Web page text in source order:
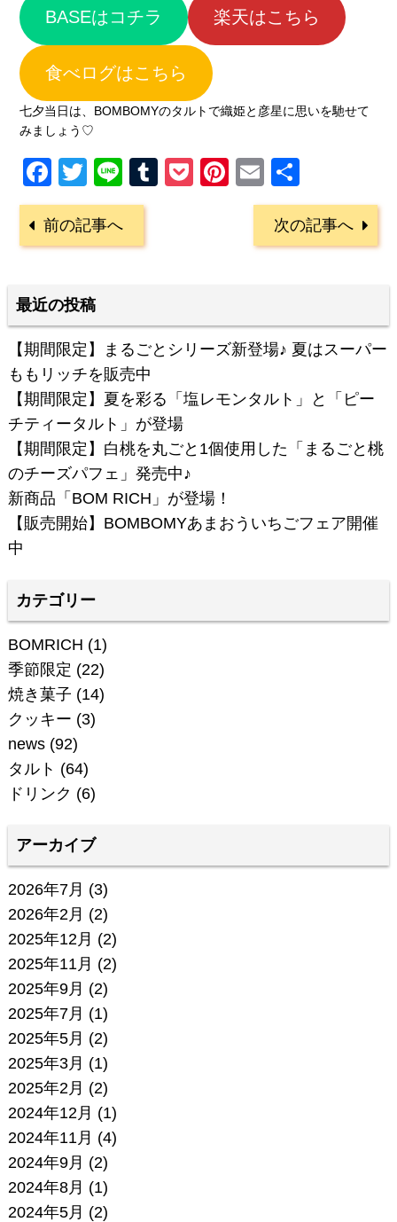
BASEはコチラ 楽天はこちら
食べログはこちら
七夕当日は、BOMBOMYのタルトで織姫と彦星に思いを馳せて
みましょう♡
Facebook
Twitter
LineTumblr
Pocket
Pinterest
Email
有
前の記事へ 次の記事へ
最近の投稿
【期間限定】まるごとシリーズ新登場♪ 夏はスーパー
ももリッチを販売中
【期間限定】夏を彩る「塩レモンタルト」と「ピー
チティータルト」が登場
【期間限定】白桃を丸ごと1個使用した「まるごと桃
のチーズパフェ」発売中♪
新商品「BOM RICH」が登場！
【販売開始】BOMBOMYあまおういちごフェア開催
中
カテゴリー
BOMRICH (1)
季節限定 (22)
焼き菓子 (14)
クッキー (3)
news(92)
タルト (64)
ドリンク (6)
アーカイブ
2026年7月 (3)
2026年2月 (2)
2025年12月 (2)
2025年11月 (2)
2025年9月 (2)
2025年7月 (1)
2025年5月 (2)
2025年3月 (1)
2025年2月 (2)
2024年12月 (1)
2024年11月 (4)
2024年9月 (2)
2024年8月 (1)
2024年5月 (2)